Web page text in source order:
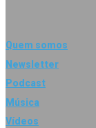
Quem somos
Newsletter
Podcast
Música
Vídeos